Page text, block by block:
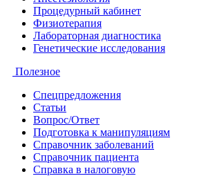
Процедурный кабинет
Физиотерапия
Лабораторная диагностика
Генетические исследования
Полезное
Спецпредложения
Статьи
Вопрос/Ответ
Подготовка к манипуляциям
Справочник заболеваний
Справочник пациента
Справка в налоговую